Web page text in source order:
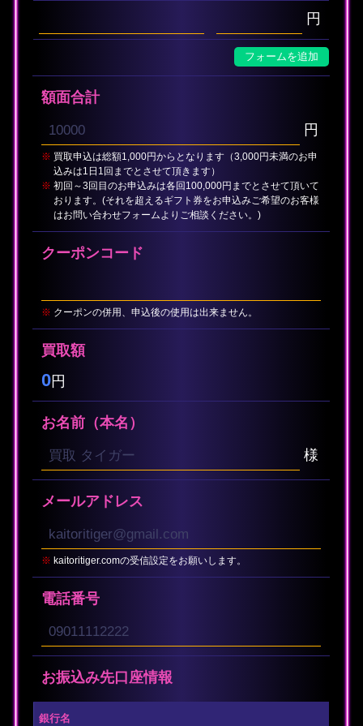
円
額面合計
円
※ 買取申込は総額1,000円からとなります（3,000円未満のお申
込みは1日1回までとさせて頂きます）
※ 初回～3回目のお申込みは各回100,000円までとさせて頂いて
おります。(それを超えるギフト券をお申込みご希望のお客様
はお問い合わせフォームよりご相談ください。)
クーポンコード
※ クーポンの併用、申込後の使用は出来ません。
買取額
0円
お名前（本名）
様
メールアドレス
※ kaitoritiger.comの受信設定をお願いします。
電話番号
お振込み先口座情報
銀行名